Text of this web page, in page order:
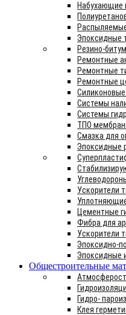
Набухающие
Эпоксидные
Резино-
Ремонтные
Ремонтные
Ремонтные
Системы
Системы
ТПО
Смазка для
Эпоксидные
Ускорители
Цементные
Фибра для
Ускорители
Эпоксидно-
Эпоксидные
Общестроительные
Гидро-
Клея